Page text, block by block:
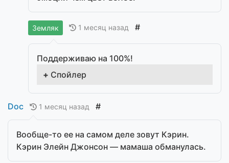
Земляк 1 месяц назад #
Поддерживаю на 100%!
Спойлер
Doc 1 месяц назад #
Вообще-то ее на самом деле зовут Кэрин.
Кэрин Элейн Джонсон — мамаша обманулась.